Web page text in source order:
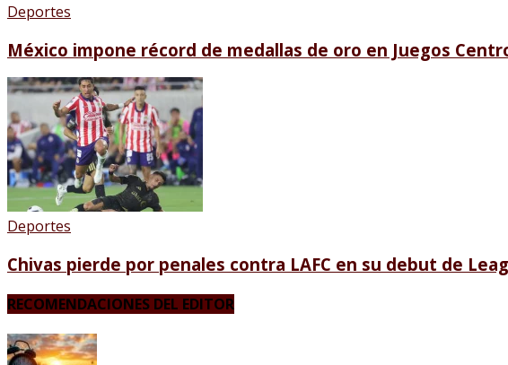
Deportes
México impone récord de medallas de oro en Juegos
Deportes
Chivas pierde por penales contra LAFC en su debut de
RECOMENDACIONES DEL EDITOR